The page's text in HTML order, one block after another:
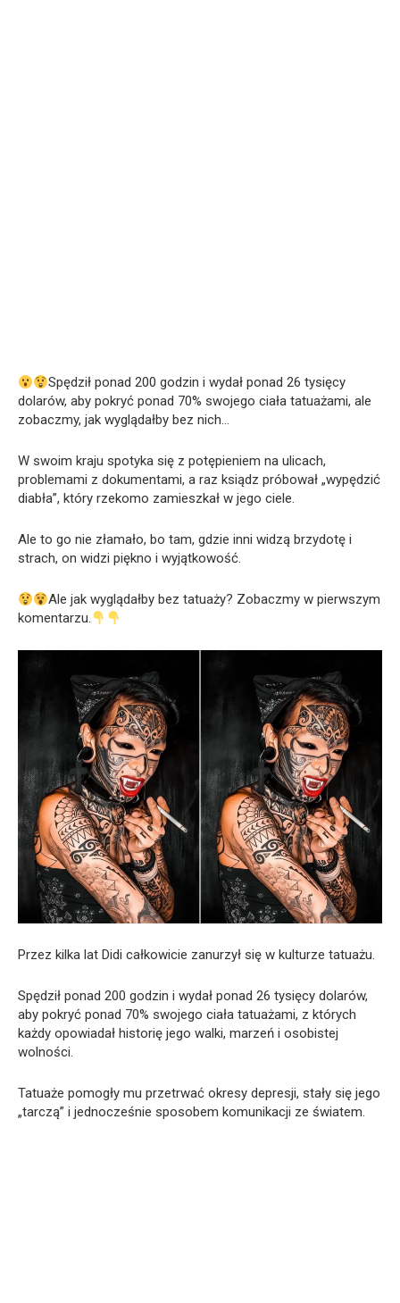
Spędził ponad 200 godzin i wydał ponad 26 tysięcy
dolarów, aby pokryć ponad 70% swojego ciała tatuażami, ale
zobaczmy, jak wyglądałby bez nich…
W swoim kraju spotyka się z potępieniem na ulicach,
problemami z dokumentami, a raz ksiądz próbował „wypędzić
diabła”, który rzekomo zamieszkał w jego ciele.
Ale to go nie złamało, bo tam, gdzie inni widzą brzydotę i
strach, on widzi piękno i wyjątkowość.
Ale jak wyglądałby bez tatuaży? Zobaczmy w pierwszym
komentarzu.
Przez kilka lat Didi całkowicie zanurzył się w kulturze tatuażu.
Spędził ponad 200 godzin i wydał ponad 26 tysięcy dolarów,
aby pokryć ponad 70% swojego ciała tatuażami, z których
każdy opowiadał historię jego walki, marzeń i osobistej
wolności.
Tatuaże pomogły mu przetrwać okresy depresji, stały się jego
„tarczą” i jednocześnie sposobem komunikacji ze światem.